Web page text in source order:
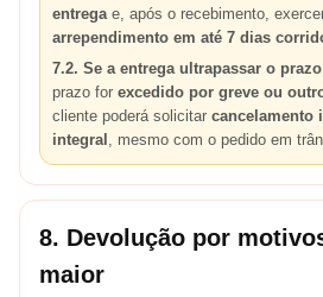
entregae, após o recebimento,
arrependimento em até 7 dias
7.2. Se a entrega ultrapassar o
prazo for excedido por greve ou
cliente poderá solicitar cancelamento
integral , mesmo com o pedido em
8. Devolução por
maior